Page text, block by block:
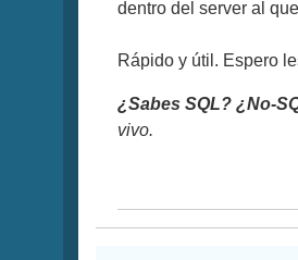
dentro del server al
Rápido y útil. Espero
¿Sabes SQL? ¿No-
vivo.